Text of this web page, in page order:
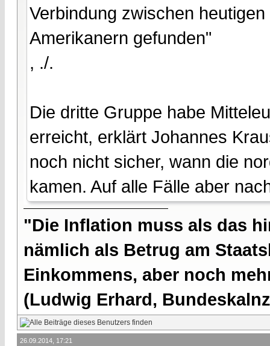
Verbindung zwischen
Amerikanern gefunden"
, ./.
Die dritte Gruppe habe
erreicht, erklärt Johannes
noch nicht sicher, wann die
kamen. Auf alle Fälle aber
"Die Inflation muss als das
nämlich als Betrug am
Einkommens, aber noch
(Ludwig Erhard,
26.09.2014, 17:21